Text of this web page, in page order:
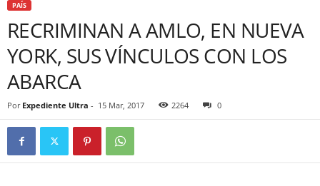
PAÍS
RECRIMINAN A AMLO, EN NUEVA
YORK, SUS VÍNCULOS CON LOS
ABARCA
Por Expediente Ultra - 15 Mar, 2017 2264 0